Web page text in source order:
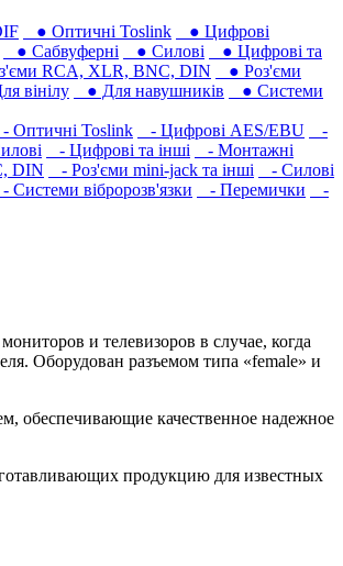
● Оптичні Toslink
● Цифрові
● Сабвуферні ● Силові
● Цифрові та
RCA, XLR, BNC, DIN
● Роз'єми
вінілу ● Для навушників‎
● Системи
- Оптичні Toslink - Цифрові AES/EBU
-
- Цифрові та інші
- Монтажні
DIN - Роз'єми mini-jack та інші
- Силові
- Системи вібророзв'язки - Перемички
-
и телевизоров в случае, когда
Оборудован разъемом типа «female» и
обеспечивающие качественное надежное
продукцию для известных